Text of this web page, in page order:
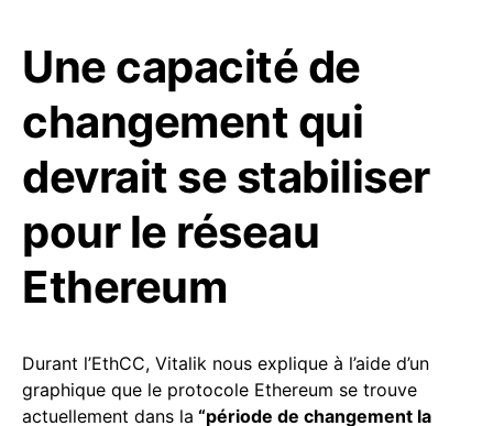
Une capacité de
changement qui
devrait se stabiliser
pour le réseau
Ethereum
Durant l’EthCC, Vitalik nous explique à l’aide d’un
graphique que le protocole Ethereum se trouve
actuellement dans la “période de changement la